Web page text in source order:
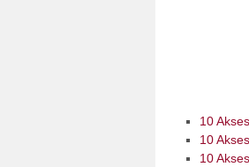
10
10
10